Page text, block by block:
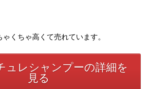
くちゃ高くて売れています。
ュレシャンプーの詳細を
見る